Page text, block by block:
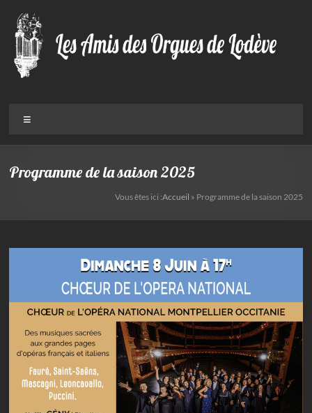
contenu
Programme de la saison 2025
Vous êtes ici :Accueil » Programme de la saison 2025